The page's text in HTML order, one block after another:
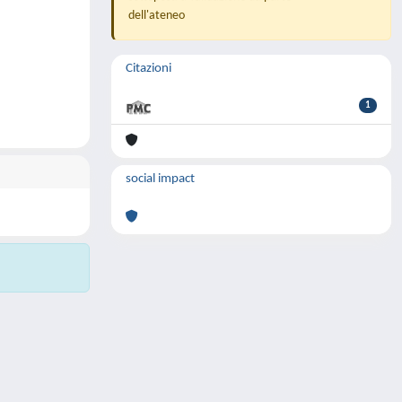
dell'ateneo
Citazioni
1
social impact